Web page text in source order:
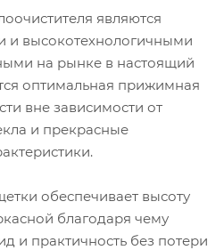
являются
высокотехнологичными
на рынке в настоящий
оптимальная прижимная
вне зависимости от
и прекрасные
обеспечивает высоту
благодаря чему
и практичность без потери